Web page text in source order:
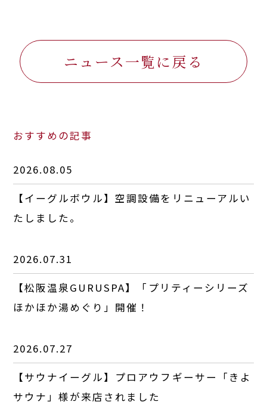
ニュース一覧に戻る
おすすめの記事
2026.08.05
【イーグルボウル】空調設備をリニューアルい
たしました。
2026.07.31
【松阪温泉GURUSPA】「プリティーシリーズ
ほかほか湯めぐり」開催！
2026.07.27
【サウナイーグル】プロアウフギーサー「きよ
サウナ」様が来店されました